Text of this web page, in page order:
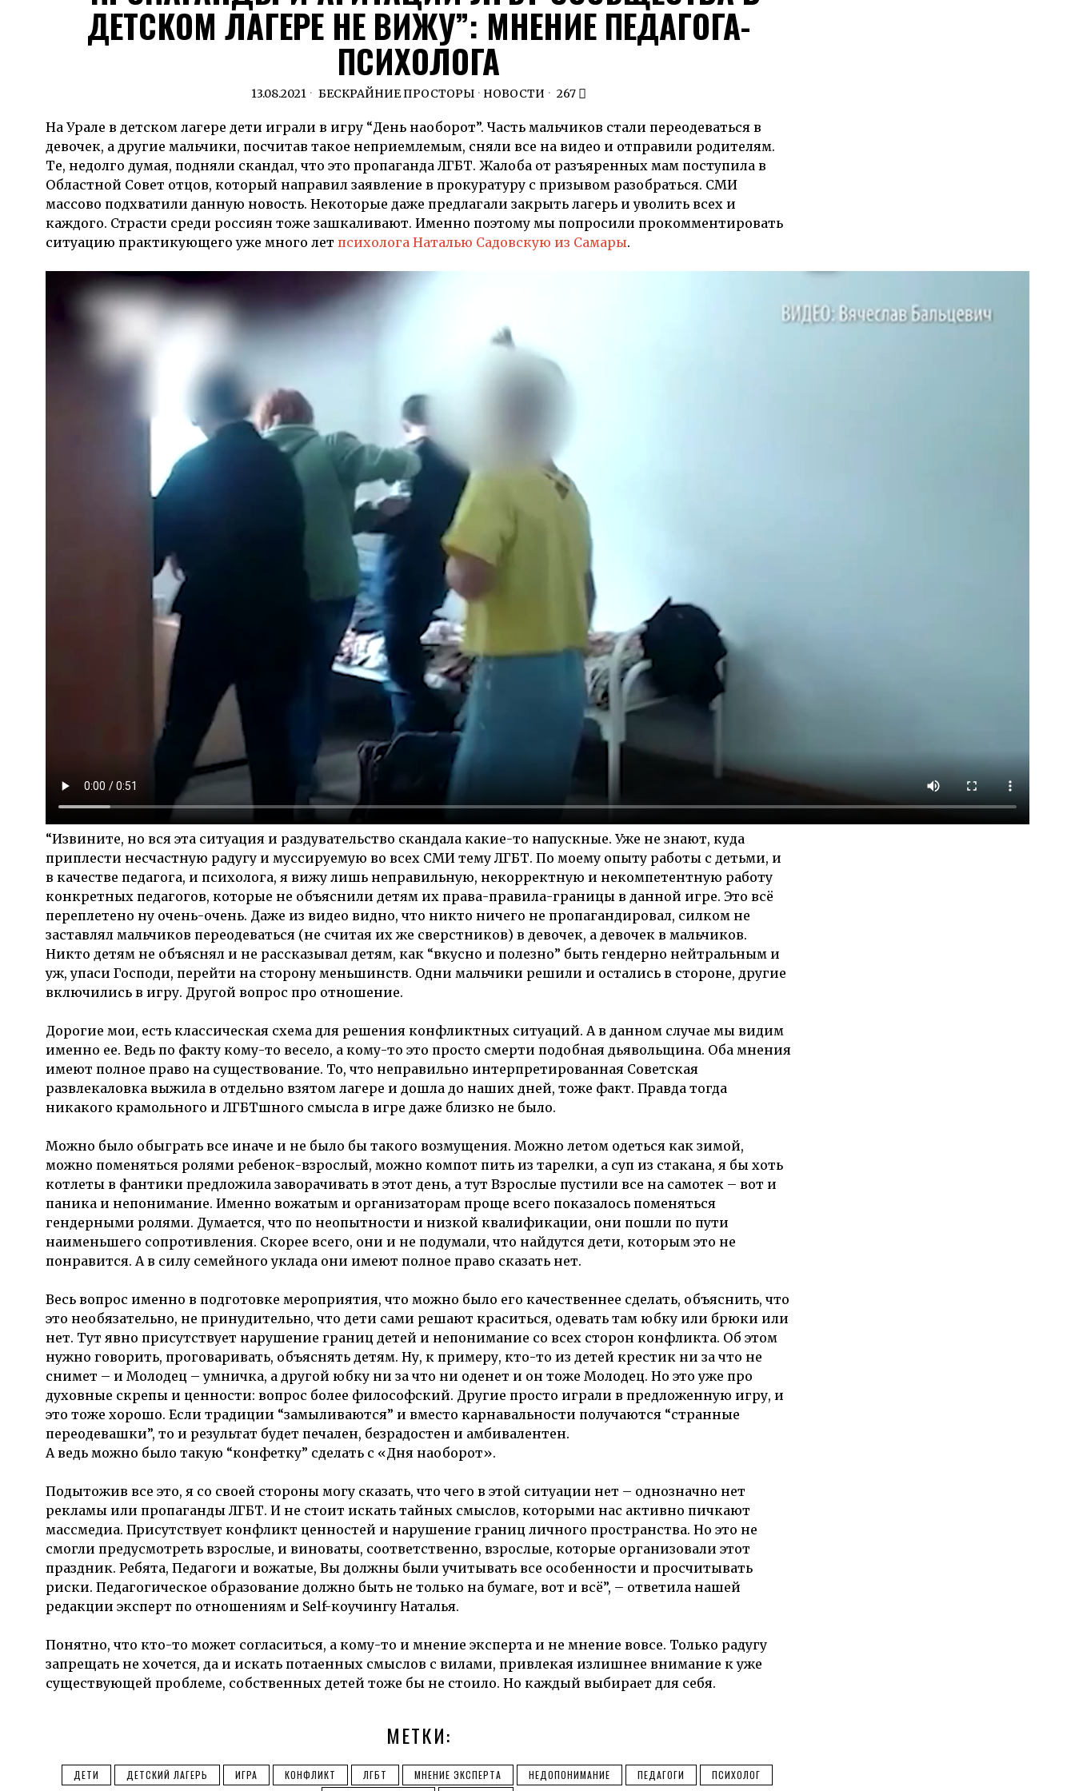
ДЕТСКОМ ЛАГЕРЕ НЕ ВИЖУ”: МНЕНИЕ ПЕДАГОГА-
ПСИХОЛОГА
13.08.2021 БЕСКРАЙНИЕ ПРОСТОРЫ · НОВОСТИ 267
На Урале в детском лагере дети играли в игру “День наоборот”. Часть мальчиков стали переодеваться в
девочек, а другие мальчики, посчитав такое неприемлемым, сняли все на видео и отправили родителям.
Те, недолго думая, подняли скандал, что это пропаганда ЛГБТ. Жалоба от разъяренных мам поступила в
Областной Совет отцов, который направил заявление в прокуратуру с призывом разобраться. СМИ
массово подхватили данную новость. Некоторые даже предлагали закрыть лагерь и уволить всех и
каждого. Страсти среди россиян тоже зашкаливают. Именно поэтому мы попросили прокомментировать
ситуацию практикующего уже много лет психолога Наталью Садовскую из Самары.
“Извините, но вся эта ситуация и раздувательство скандала какие-то напускные. Уже не знают, куда
приплести несчастную радугу и муссируемую во всех СМИ тему ЛГБТ. По моему опыту работы с детьми, и
в качестве педагога, и психолога, я вижу лишь неправильную, некорректную и некомпетентную работу
конкретных педагогов, которые не объяснили детям их права-правила-границы в данной игре. Это всё
переплетено ну очень-очень. Даже из видео видно, что никто ничего не пропагандировал, силком не
заставлял мальчиков переодеваться (не считая их же сверстников) в девочек, а девочек в мальчиков.
Никто детям не объяснял и не рассказывал детям, как “вкусно и полезно” быть гендерно нейтральным и
уж, упаси Господи, перейти на сторону меньшинств. Одни мальчики решили и остались в стороне, другие
включились в игру. Другой вопрос про отношение.
Дорогие мои, есть классическая схема для решения конфликтных ситуаций. А в данном случае мы видим
именно ее. Ведь по факту кому-то весело, а кому-то это просто смерти подобная дьявольщина. Оба мнения
имеют полное право на существование. То, что неправильно интерпретированная Советская
развлекаловка выжила в отдельно взятом лагере и дошла до наших дней, тоже факт. Правда тогда
никакого крамольного и ЛГБТшного смысла в игре даже близко не было.
Можно было обыграть все иначе и не было бы такого возмущения. Можно летом одеться как зимой,
можно поменяться ролями ребенок-взрослый, можно компот пить из тарелки, а суп из стакана, я бы хоть
котлеты в фантики предложила заворачивать в этот день, а тут Взрослые пустили все на самотек – вот и
паника и непонимание. Именно вожатым и организаторам проще всего показалось поменяться
гендерными ролями. Думается, что по неопытности и низкой квалификации, они пошли по пути
наименьшего сопротивления. Скорее всего, они и не подумали, что найдутся дети, которым это не
понравится. А в силу семейного уклада они имеют полное право сказать нет.
Весь вопрос именно в подготовке мероприятия, что можно было его качественнее сделать, объяснить, что
это необязательно, не принудительно, что дети сами решают краситься, одевать там юбку или брюки или
нет. Тут явно присутствует нарушение границ детей и непонимание со всех сторон конфликта. Об этом
нужно говорить, проговаривать, объяснять детям. Ну, к примеру, кто-то из детей крестик ни за что не
снимет – и Молодец – умничка, а другой юбку ни за что ни оденет и он тоже Молодец. Но это уже про
духовные скрепы и ценности: вопрос более философский. Другие просто играли в предложенную игру, и
это тоже хорошо. Если традиции “замыливаются” и вместо карнавальности получаются “странные
переодевашки”, то и результат будет печален, безрадостен и амбивалентен.
А ведь можно было такую “конфетку” сделать с «Дня наоборот».
Подытожив все это, я со своей стороны могу сказать, что чего в этой ситуации нет – однозначно нет
рекламы или пропаганды ЛГБТ. И не стоит искать тайных смыслов, которыми нас активно пичкают
массмедиа. Присутствует конфликт ценностей и нарушение границ личного пространства. Но это не
смогли предусмотреть взрослые, и виноваты, соответственно, взрослые, которые организовали этот
праздник. Ребята, Педагоги и вожатые, Вы должны были учитывать все особенности и просчитывать
риски. Педагогическое образование должно быть не только на бумаге, вот и всё”, – ответила нашей
редакции эксперт по отношениям и Self-коучингу Наталья.
Понятно, что кто-то может согласиться, а кому-то и мнение эксперта и не мнение вовсе. Только радугу
запрещать не хочется, да и искать потаенных смыслов с вилами, привлекая излишнее внимание к уже
существующей проблеме, собственных детей тоже бы не стоило. Но каждый выбирает для себя.
МЕТКИ:
ДЕТИ ДЕТСКИЙ ЛАГЕРЬ ИГРА КОНФЛИКТ ЛГБТ МНЕНИЕ ЭКСПЕРТА НЕДОПОНИМАНИЕ ПЕДАГОГИ
ПСИХОЛОГ